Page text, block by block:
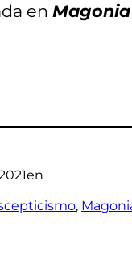
en Magonia
en
,